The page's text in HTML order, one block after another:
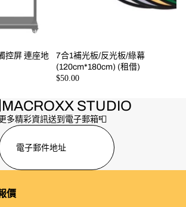
控屏 連座地
7合1補光板/反光板/綠幕
(120cm*180cm) (租借)
$50.00
STUDIO
更多精彩資訊送到電子郵箱📮
價